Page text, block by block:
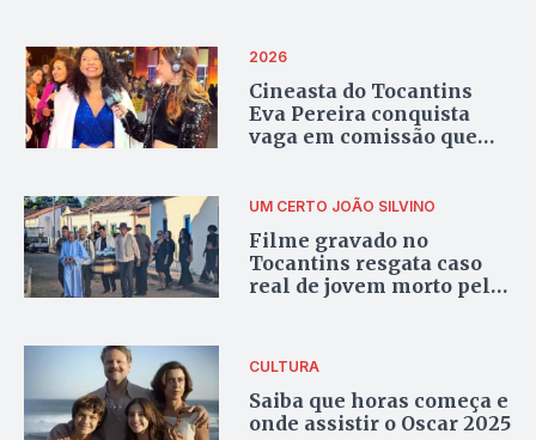
2026
Cineasta do Tocantins
Eva Pereira conquista
vaga em comissão que
UM CERTO JOÃO SILVINO
Filme gravado no
Tocantins resgata caso
real de jovem morto pela
CULTURA
Saiba que horas começa e
onde assistir o Oscar 2025